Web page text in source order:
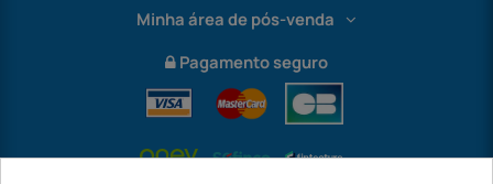
Minha área de pós-venda
Pagamento seguro